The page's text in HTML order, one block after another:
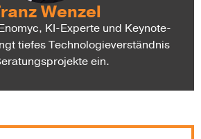
Wenzel
KI-Experte und Keynote-
tiefes Technologieverständnis
ein.